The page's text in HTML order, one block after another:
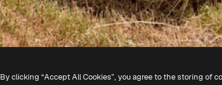
By clicking “Accept All Cookies”, you agree to the storing of